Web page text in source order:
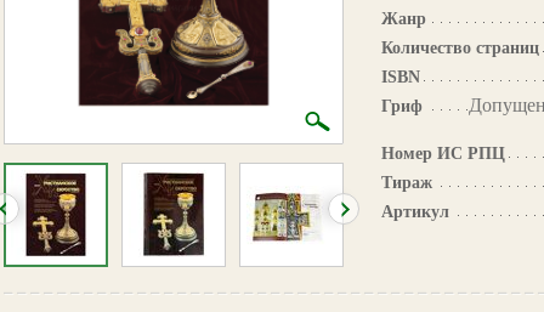
Жанр
Количество страниц
ISBN
Гриф
Номер ИС РПЦ
Тираж
Артикул